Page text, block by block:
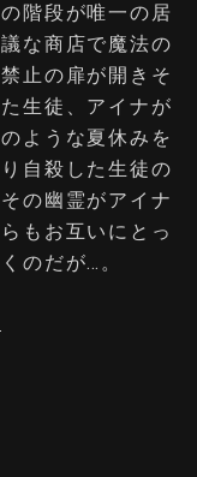
階段が唯一の居
な商店で魔法の
止の扉が開きそ
生徒、アイナが
ような夏休みを
自殺した生徒の
の幽霊がアイナ
もお互いにとっ
のだが…。